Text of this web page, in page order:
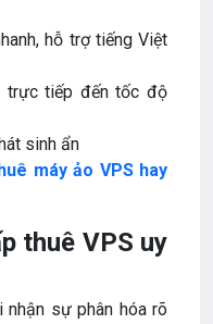
hỗ trợ tiếng Việt
trực tiếp đến tốc độ
sinh ẩn
máy ảo VPS hay
thuê VPS uy
sự phân hóa rõ